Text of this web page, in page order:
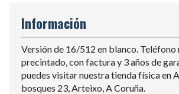
Información
Versión de 16/512 en blanco. Teléfono
precintado, con factura y 3 años de
puedes visitar nuestra tienda física en
bosques 23, Arteixo, A Coruña.